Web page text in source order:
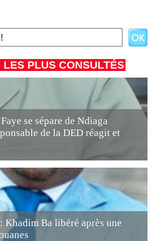
PLUS CONSULTÉS
se sépare de Ndiaga
de la DED réagit et
Khadim Ba libéré après une